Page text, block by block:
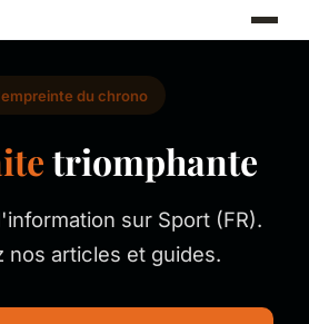
du chrono
triomphante
sur Sport (FR).
nos articles et guides.